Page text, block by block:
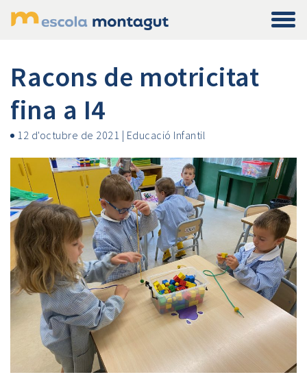
Racons de motricitat
fina a I4
12 d'octubre de 2021 | Educació Infantil